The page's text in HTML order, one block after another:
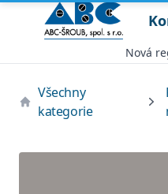
Open menu
ABC ŠROUB, spol. s
Nová
Všechny
kategorie